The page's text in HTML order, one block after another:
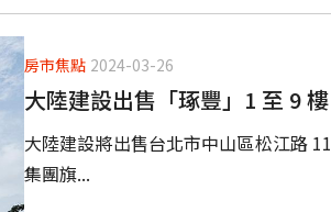
房市焦點 2024-03-26
大陸建設出售「琢豐」1 至 9
大陸建設將出售台北市中山區松江路
集團旗...